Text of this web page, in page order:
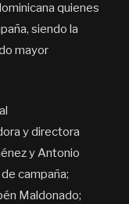
quienes
siendo la
mayor
y directora
y Antonio
campaña;
Maldonado;